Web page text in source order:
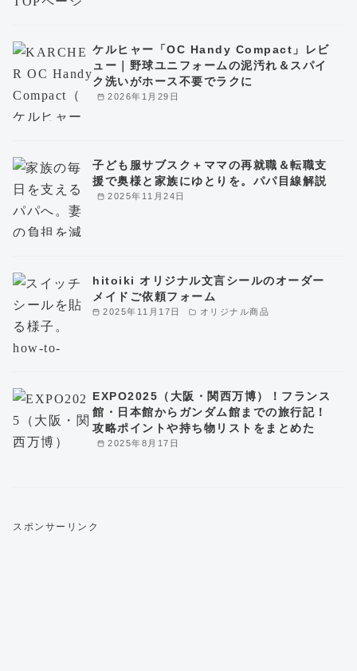
2026年1月29日
ケルヒャー「OC Handy Compact」レビ
ュー｜野球ユニフォームの泥汚れ＆スパイ
ク洗いがホース不要でラクに
2025年11月24日
子ども服サブスク＋ママの再就職＆転職支
援で奥様と家族にゆとりを。パパ目線解説
2025年11月17日 オリジナル商品
hitoiki オリジナル文言シールのオーダー
メイドご依頼フォーム
2025年8月17日
EXPO2025（大阪・関西万博）！フランス
館・日本館からガンダム館までの旅行記！
攻略ポイントや持ち物リストをまとめた
スポンサーリンク